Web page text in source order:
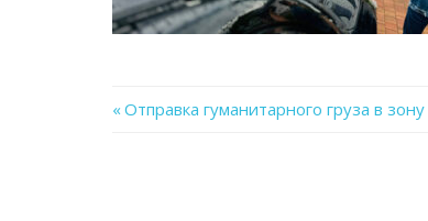
Previous
Отправка гуманитарного груза в